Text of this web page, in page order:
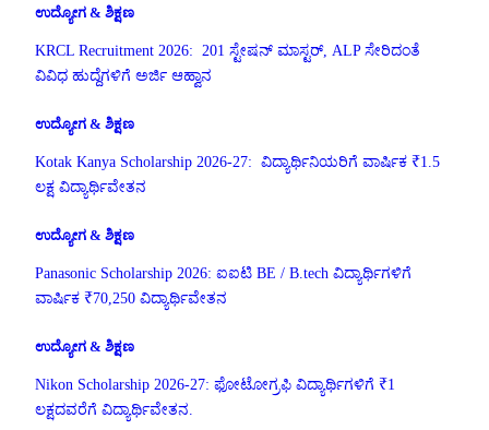
ಉದ್ಯೋಗ & ಶಿಕ್ಷಣ
KRCL Recruitment 2026: 201 ಸ್ಟೇಷನ್ ಮಾಸ್ಟರ್, ALP ಸೇರಿದಂತೆ
ವಿವಿಧ ಹುದ್ದೆಗಳಿಗೆ ಅರ್ಜಿ ಆಹ್ವಾನ
ಉದ್ಯೋಗ & ಶಿಕ್ಷಣ
Kotak Kanya Scholarship 2026-27: ವಿದ್ಯಾರ್ಥಿನಿಯರಿಗೆ ವಾರ್ಷಿಕ ₹1.5
ಲಕ್ಷ ವಿದ್ಯಾರ್ಥಿವೇತನ
ಉದ್ಯೋಗ & ಶಿಕ್ಷಣ
Panasonic Scholarship 2026: ಐಐಟಿ BE / B.tech ವಿದ್ಯಾರ್ಥಿಗಳಿಗೆ
ವಾರ್ಷಿಕ ₹70,250 ವಿದ್ಯಾರ್ಥಿವೇತನ
ಉದ್ಯೋಗ & ಶಿಕ್ಷಣ
Nikon Scholarship 2026-27: ಫೋಟೋಗ್ರಫಿ ವಿದ್ಯಾರ್ಥಿಗಳಿಗೆ ₹1
ಲಕ್ಷದವರೆಗೆ ವಿದ್ಯಾರ್ಥಿವೇತನ.